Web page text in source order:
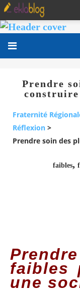
Prendre
construire
Fraternité
Réflexion >
Prendre soin des
faibles,
faibles
une